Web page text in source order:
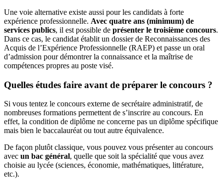
Une voie alternative existe aussi pour les candidats à forte
expérience professionnelle. Avec quatre ans (minimum) de
services publics, il est possible de présenter le troisième concours.
Dans ce cas, le candidat établit un dossier de Reconnaissances des
Acquis de l’Expérience Professionnelle (RAEP) et passe un oral
d’admission pour démontrer la connaissance et la maîtrise de
compétences propres au poste visé.
Quelles études faire avant de préparer le concours ?
Si vous tentez le concours externe de secrétaire administratif, de
nombreuses formations permettent de s’inscrire au concours. En
effet, la condition de diplôme ne concerne pas un diplôme spécifique
mais bien le baccalauréat ou tout autre équivalence.
De façon plutôt classique, vous pouvez vous présenter au concours
avec un bac général, quelle que soit la spécialité que vous avez
choisie au lycée (sciences, économie, mathématiques, littérature,
etc.).